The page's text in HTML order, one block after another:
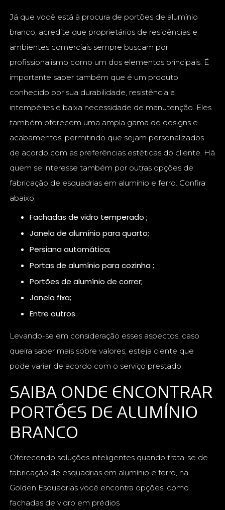
Já que você está à procura de portões de alumínio
branco, acredite que proprietários de residências e
ambientes comerciais sempre buscam por
profissionalismo como um dos elementos principais. É
importante saber também que é um produto
conhecido por sua durabilidade, resistência a
intempéries e baixa necessidade de manutenção. Eles
também oferecem uma ampla gama de designs e
acabamentos, permitindo que sejam personalizados
de acordo com as preferências estéticas do cliente. Há
quem se interesse também por outras opções de
fabricação de esquadrias em alumínio e ferro. Confira
abaixo.
fachadas de vidro temperado ;
janela de alumínio para quarto;
persiana automática;
portas de alumínio para cozinha ;
portões de alumínio de correr;
janela fixa;
entre outros.
Levando-se em consideração esses aspectos, caso
queira saber mais sobre valores, esteja ciente que
pode variar de acordo com o serviço prestado.
SAIBA ONDE ENCONTRAR
PORTÕES DE ALUMÍNIO
BRANCO
Oferecendo soluções inteligentes quando trata-se de
fabricação de esquadrias em alumínio e ferro, na
Golden Esquadrias você encontra opções, como
fachadas de vidro em prédios